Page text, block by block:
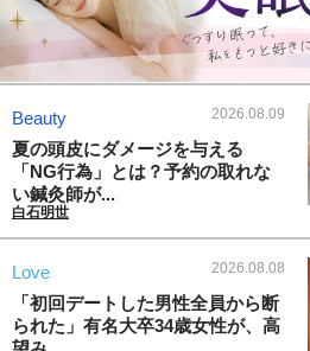
Beauty 2026.08.09
夏の頭皮にダメージを与える
「NG行為」とは？予約の取れな
い鍼灸師が...
白石明世
Love 2026.08.08
「初回デートした男性全員から断
られた」有名大卒34歳女性が、高